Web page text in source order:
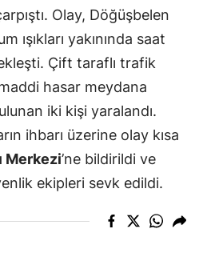
Olay, Döğüşbelen
ışıkları yakınında saat
Çift taraflı trafik
hasar meydana
iki kişi yaralandı.
ihbarı üzerine olay kısa
Merkezi’ne bildirildi ve
ekipleri sevk edildi.